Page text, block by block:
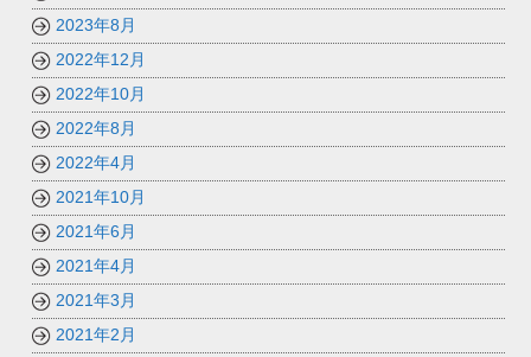
2023年8月
2022年12月
2022年10月
2022年8月
2022年4月
2021年10月
2021年6月
2021年4月
2021年3月
2021年2月